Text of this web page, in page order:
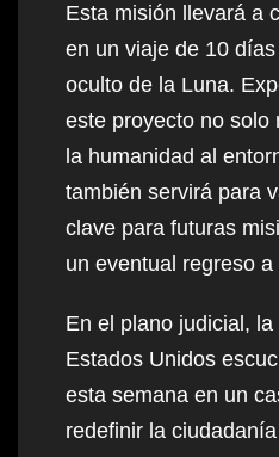
Esta misión llevará a
en un viaje de 10
oculto de la Luna.
este proyecto no solo
la humanidad al
también servirá para
clave para futuras
un eventual regreso
En el plano judicial,
Estados Unidos
esta semana en un
redefinir la